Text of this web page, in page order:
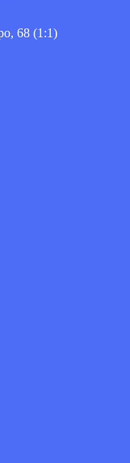
68 (1:1)